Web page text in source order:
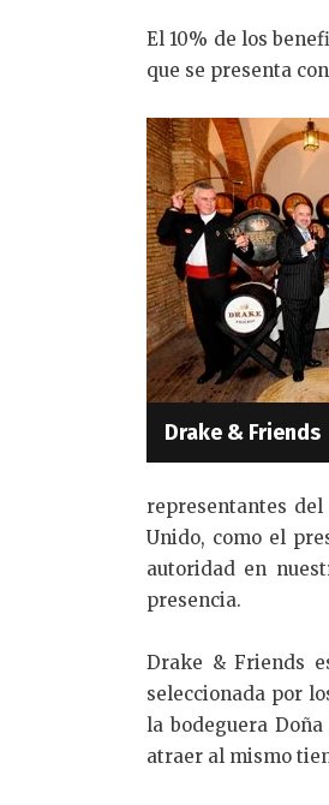
El 10% de los
que se presenta
Drake & Friends
representantes
Unido, como el
autoridad en
presencia.
Drake & Friends
seleccionada por
la bodeguera
atraer al mismo